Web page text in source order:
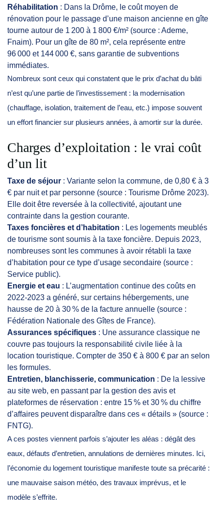
Réhabilitation : Dans la Drôme, le coût moyen de
rénovation pour le passage d’une maison ancienne en gîte
tourne autour de 1 200 à 1 800 €/m² (source : Ademe,
Fnaim). Pour un gîte de 80 m², cela représente entre
96 000 et 144 000 €, sans garantie de subventions
immédiates.
Nombreux sont ceux qui constatent que le prix d’achat du bâti
n’est qu’une partie de l’investissement : la modernisation
(chauffage, isolation, traitement de l’eau, etc.) impose souvent
un effort financier sur plusieurs années, à amortir sur la durée.
Charges d’exploitation : le vrai coût
d’un lit
Taxe de séjour : Variante selon la commune, de 0,80 € à 3
€ par nuit et par personne (source : Tourisme Drôme 2023).
Elle doit être reversée à la collectivité, ajoutant une
contrainte dans la gestion courante.
Taxes foncières et d’habitation : Les logements meublés
de tourisme sont soumis à la taxe foncière. Depuis 2023,
nombreuses sont les communes à avoir rétabli la taxe
d’habitation pour ce type d’usage secondaire (source :
Service public).
Energie et eau : L’augmentation continue des coûts en
2022-2023 a généré, sur certains hébergements, une
hausse de 20 à 30 % de la facture annuelle (source :
Fédération Nationale des Gîtes de France).
Assurances spécifiques : Une assurance classique ne
couvre pas toujours la responsabilité civile liée à la
location touristique. Compter de 350 € à 800 € par an selon
les formules.
Entretien, blanchisserie, communication : De la lessive
au site web, en passant par la gestion des avis et
plateformes de réservation : entre 15 % et 30 % du chiffre
d’affaires peuvent disparaître dans ces « détails » (source :
FNTG).
A ces postes viennent parfois s’ajouter les aléas : dégât des
eaux, défauts d’entretien, annulations de dernières minutes. Ici,
l’économie du logement touristique manifeste toute sa précarité :
une mauvaise saison météo, des travaux imprévus, et le
modèle s’effrite.